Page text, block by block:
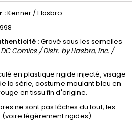
:Kenner / Hasbro
:Gravé sous les semelles
DC Comics / Distr. by Hasbro, Inc. /
en plastique rigide injecté, visage
la série, costume moulant bleu en
en tissu fin d'origine.
ne sont pas lâches du tout, les
légèrement rigides)